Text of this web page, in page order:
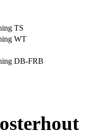
TS
WT
DB-FRB